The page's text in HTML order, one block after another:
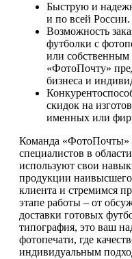
Быструю и
и по всей России.
Возможность
футболки с
или собственным
«ФотоПочту»
бизнеса и
скидок на
именных или
Команда «ФотоПочты»
специалистов в
используют свои
продукции
клиента и стремимся
этапе работы – от
доставки готовых
типография, это ваш
фотопечати, где
индивидуальным